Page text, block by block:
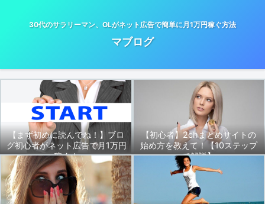
30代のサラリーマン、OLがネット広告で簡単に月1万円稼ぐ方法
マブログ
【まず初めに読んでね！】ブロ
グ初心者がネット広告で月1万円
稼ぐ！
【初心者】2chまとめサイトの
始め方を教えて！【10ステップ
で解説】